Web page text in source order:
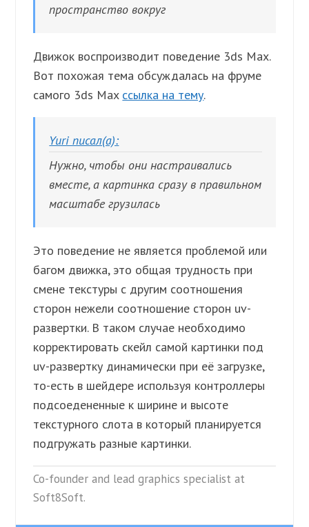
пространство вокруг
Движок воспроизводит поведение 3ds Max.
Вот похожая тема обсуждалась на фруме
самого 3ds Max ссылка на тему.
Yuri писал(а):
Нужно, чтобы они настраивались
вместе, а картинка сразу в правильном
масштабе грузилась
Это поведение не является проблемой или
багом движка, это общая трудность при
смене текстуры с другим соотношения
сторон нежели соотношение сторон uv-
развертки. В таком случае необходимо
корректировать скейл самой картинки под
uv-развертку динамически при её загрузке,
то-есть в шейдере используя контроллеры
подсоедененные к ширине и высоте
текстурного слота в который планируется
подгружать разные картинки.
Co-founder and lead graphics specialist at
Soft8Soft.